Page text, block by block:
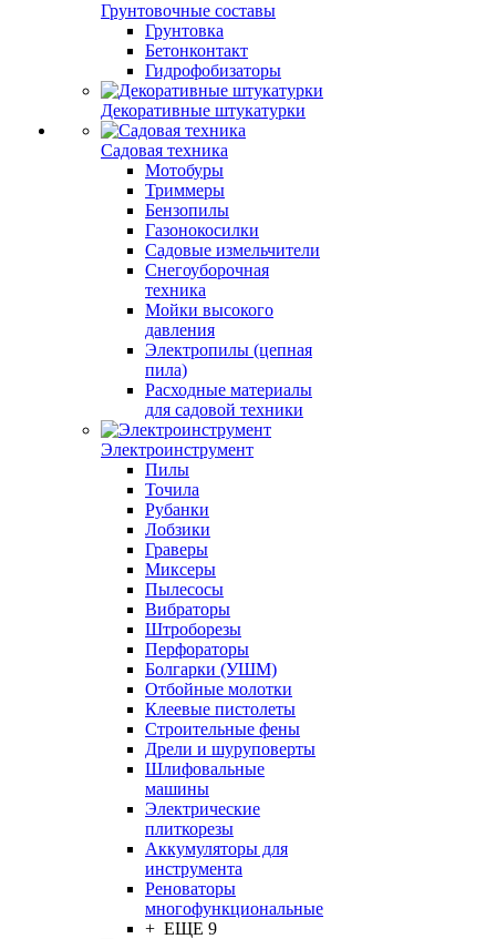
Грунтовочные составы
Грунтовка
Бетонконтакт
Гидрофобизаторы
Декоративные штукатурки
Садовая техника
Мотобуры
Триммеры
Бензопилы
Газонокосилки
Садовые измельчители
Снегоуборочная
техника
Мойки высокого
давления
Электропилы (цепная
пила)
Расходные материалы
для садовой техники
Электроинструмент
Пилы
Точила
Рубанки
Лобзики
Граверы
Миксеры
Пылесосы
Вибраторы
Штроборезы
Перфораторы
Болгарки (УШМ)
Отбойные молотки
Клеевые пистолеты
Строительные фены
Дрели и шуруповерты
Шлифовальные
машины
Электрические
плиткорезы
Аккумуляторы для
инструмента
Реноваторы
многофункциональные
+ ЕЩЕ 9